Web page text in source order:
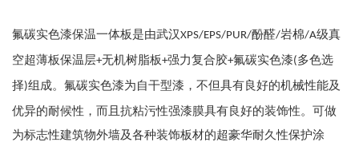
氟碳实色漆保温一体板是由武汉XPS/EPS/PUR/酚醛/岩棉/A级真
空超薄板保温层+无机树脂板+强力复合胶+氟碳实色漆(多色选
择)组成。氟碳实色漆为自干型漆，不但具有良好的机械性能及
优异的耐候性，而且抗粘污性强漆膜具有良好的装饰性。可做
为标志性建筑物外墙及各种装饰板材的超豪华耐久性保护涂